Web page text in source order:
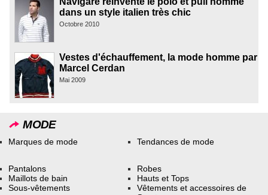
dans un style italien très chic
Octobre 2010
Vestes d'échauffement, la mode homme par
Marcel Cerdan
Mai 2009
MODE
Marques de mode Tendances de mode
Pantalons
Maillots de bain
Sous-vêtements
Robes
Hauts et Tops
Vêtements et accessoires de